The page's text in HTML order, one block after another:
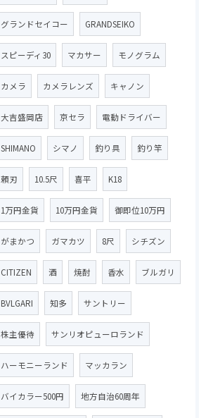
グランドセイコー GRANDSEIKO
スピーディ30 マカサー モノグラム
カメラ カメラレンズ キャノン
大吉盛岡店 京セラ 電動ドライバー
SHIMANO シマノ 釣り具 釣り竿
頼刃 10.5尺 喜平 K18
1万円金貨 10万円金貨 御即位10万円
がまかつ ガマカツ 8尺 シチズン
CITIZEN 酒 焼酎 香水 ブルガリ
BVLGARI 知多 サントリー
株主優待 サンリオピューロランド
ハーモニーランド マッカラン
バイカラー500円 地方自治60周年